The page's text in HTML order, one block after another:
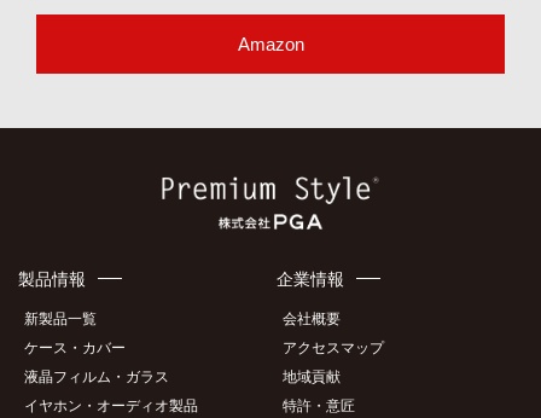
Amazon
製品情報
新製品一覧
ケース・カバー
液晶フィルム・ガラス
イヤホン・オーディオ製品
企業情報
会社概要
アクセスマップ
地域貢献
特許・意匠